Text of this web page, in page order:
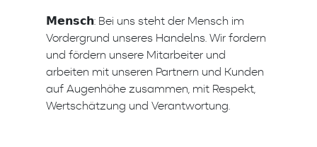
𝗠𝗲𝗻𝘀𝗰𝗵: Bei uns steht der Mensch im
Vordergrund unseres Handelns. Wir fordern
und fördern unsere Mitarbeiter und
arbeiten mit unseren Partnern und Kunden
auf Augenhöhe zusammen, mit Respekt,
Wertschätzung und Verantwortung.